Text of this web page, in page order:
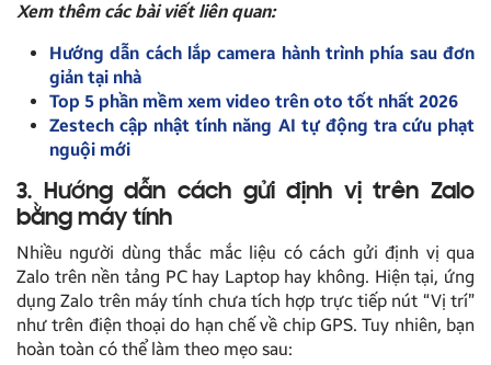
Xem thêm các bài viết liên quan:
Hướng dẫn cách lắp camera hành trình phía sau đơn
giản tại nhà
Top 5 phần mềm xem video trên oto tốt nhất 2026
Zestech cập nhật tính năng AI tự động tra cứu phạt
nguội mới
3. Hướng dẫn cách gửi định vị trên Zalo
bằng máy tính
Nhiều người dùng thắc mắc liệu có cách gửi định vị qua
Zalo trên nền tảng PC hay Laptop hay không. Hiện tại, ứng
dụng Zalo trên máy tính chưa tích hợp trực tiếp nút “Vị trí”
như trên điện thoại do hạn chế về chip GPS. Tuy nhiên, bạn
hoàn toàn có thể làm theo mẹo sau: